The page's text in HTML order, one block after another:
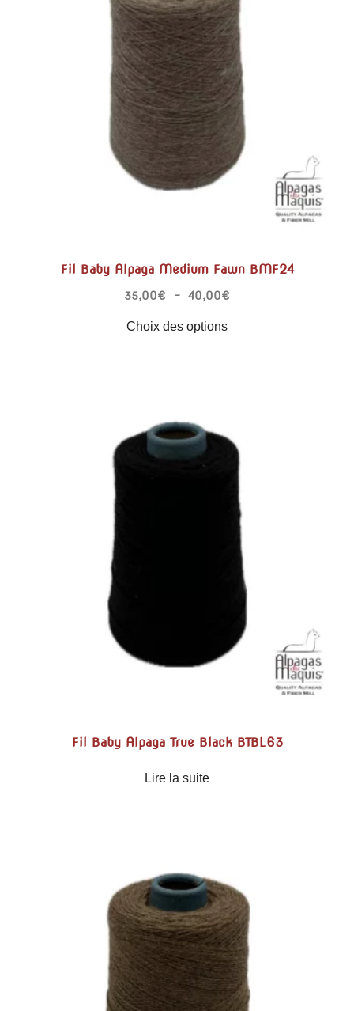
Fil Baby Alpaga Medium Fawn BMF24
35,00€ – 40,00€
Choix des options
Fil Baby Alpaga True Black BTBL63
Lire la suite